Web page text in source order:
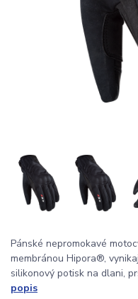
Pánské nepromokavé
membránou Hipora®,
silikonový potisk na dlani,
popis